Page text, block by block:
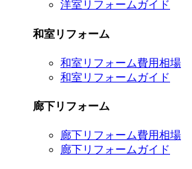
洋室リフォームガイド
和室リフォーム
和室リフォーム費用相場
和室リフォームガイド
廊下リフォーム
廊下リフォーム費用相場
廊下リフォームガイド